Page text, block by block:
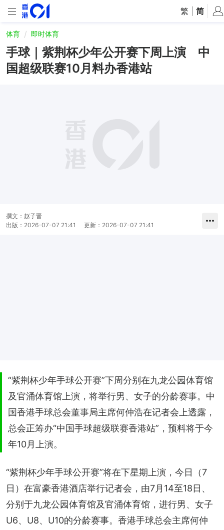
繁 简
体育 即时体育
手球｜紫荆杯少年公开赛下周上演 中
国超级联赛10月料办香港站
撰文： 赵子晋
出版： 2026-07-07 21:41 更新： 2026-07-07 21:41
“紫荆杯少年⼿球公开赛”下周分别在九龙公园体育馆
及官涌体育馆上演，将举行男、女子的分龄赛事。中
国香港⼿球总会董事局主席何仲浩在记者会上透露，
总会正筹办“中国⼿球超级联赛香港站”，预料将于今
年10月上演。
“紫荆杯少年⼿球公开赛”将在下星期上演，今日（7
日）在富豪香港酒店举行记者会，由7月14至18日、
分别于九龙公园体育馆及官涌体育馆，进行男、女子
U6、U8、U10的分龄赛事。香港手球总会主席何仲